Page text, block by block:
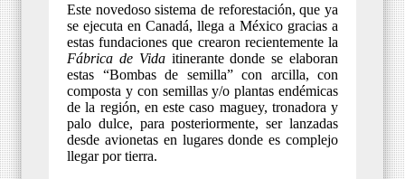
Este novedoso sistema de reforestación, que ya
se ejecuta en Canadá, llega a México gracias a
estas fundaciones que crearon recientemente la
Fábrica de Vidaitinerante donde se elaboran
estas “Bombas de semilla” con arcilla, con
composta y con semillas y/o plantas endémicas
de la región, en este caso maguey, tronadora y
palo dulce, para posteriormente, ser lanzadas
desde avionetas en lugares donde es complejo
llegar por tierra.